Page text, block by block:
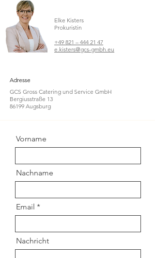
Elke Kisters
Prokuristin
+49 821 – 444 21 47
e.kisters@gcs-gmbh.eu
Adresse
GCS Gross Catering und Service GmbH
Bergiusstraße 13
86199 Augsburg
Vorname
Nachname
Email
Nachricht